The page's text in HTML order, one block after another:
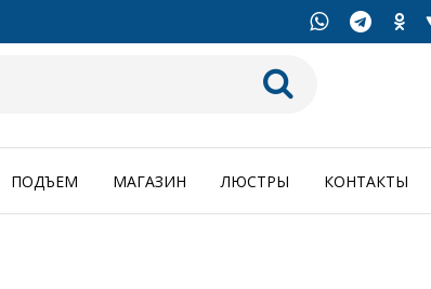
ПОДЪЕМ МАГАЗИН ЛЮСТРЫ КОНТАКТЫ